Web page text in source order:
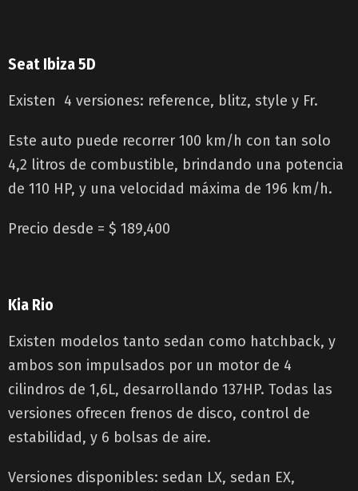
Seat Ibiza 5D
Existen 4 versiones: reference, blitz, style y Fr.
Este auto puede recorrer 100 km/h con tan solo
4,2 litros de combustible, brindando una potencia
de 110 HP, y una velocidad máxima de 196 km/h.
Precio desde = $ 189,400
Kia Rio
Existen modelos tanto sedan como hatchback, y
ambos son impulsados por un motor de 4
cilindros de 1,6L, desarrollando 137HP. Todas las
versiones ofrecen frenos de disco, control de
estabilidad, y 6 bolsas de aire.
Versiones disponibles: sedan LX, sedan EX,